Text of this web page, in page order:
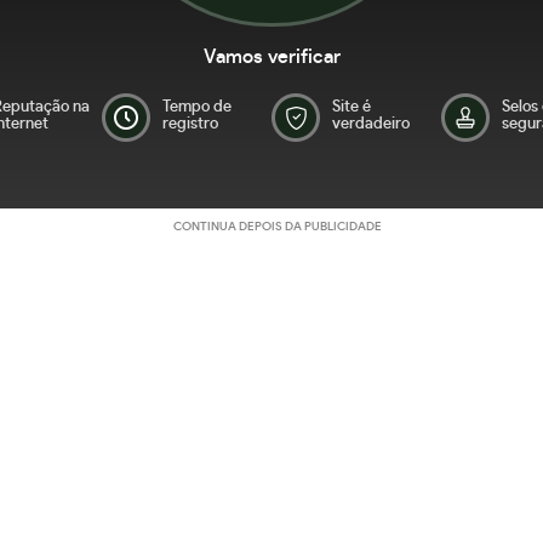
Vamos verificar
na
Tempo de
registro
Site é
verdadeiro
Selos
CONTINUA DEPOIS DA PUBLICIDADE